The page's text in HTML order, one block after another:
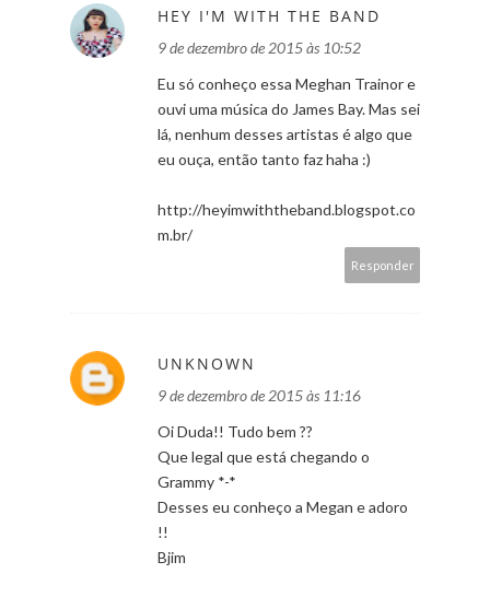
HEY I'M WITH THE BAND
9 de dezembro de 2015 às 10:52
Eu só conheço essa Meghan Trainor e
ouvi uma música do James Bay. Mas sei
lá, nenhum desses artistas é algo que
eu ouça, então tanto faz haha :)
http://heyimwiththeband.blogspot.co
m.br/
Responder
UNKNOWN
9 de dezembro de 2015 às 11:16
Oi Duda!! Tudo bem ??
Que legal que está chegando o
Grammy *-*
Desses eu conheço a Megan e adoro
!!
Bjim